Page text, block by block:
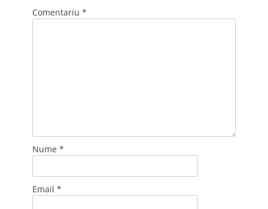
Comentariu *
Nume *
Email *